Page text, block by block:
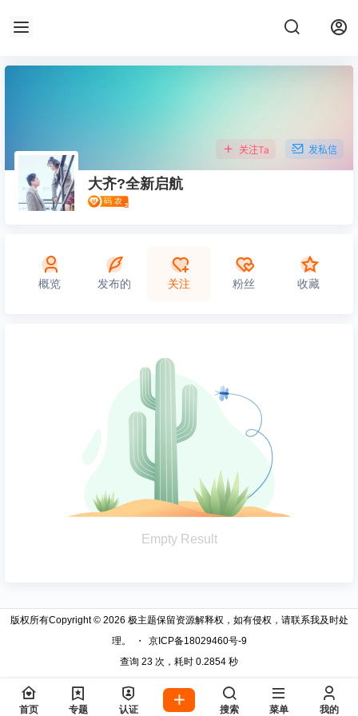
大齐?全新启航
关注Ta 发私信
概览 发布的 关注 粉丝 收藏
Empty Result
版权所有Copyright © 2026 极主题保留资源解释权，如有侵权，请联系我及时处
理。
・
京ICP备18029460号-9
查询 23 次，耗时 0.2854 秒
首页 专题 认证 搜索 菜单 我的